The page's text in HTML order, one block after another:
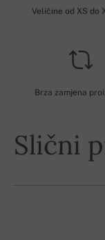
Veličine od XS do
Brza zamjena
Slični